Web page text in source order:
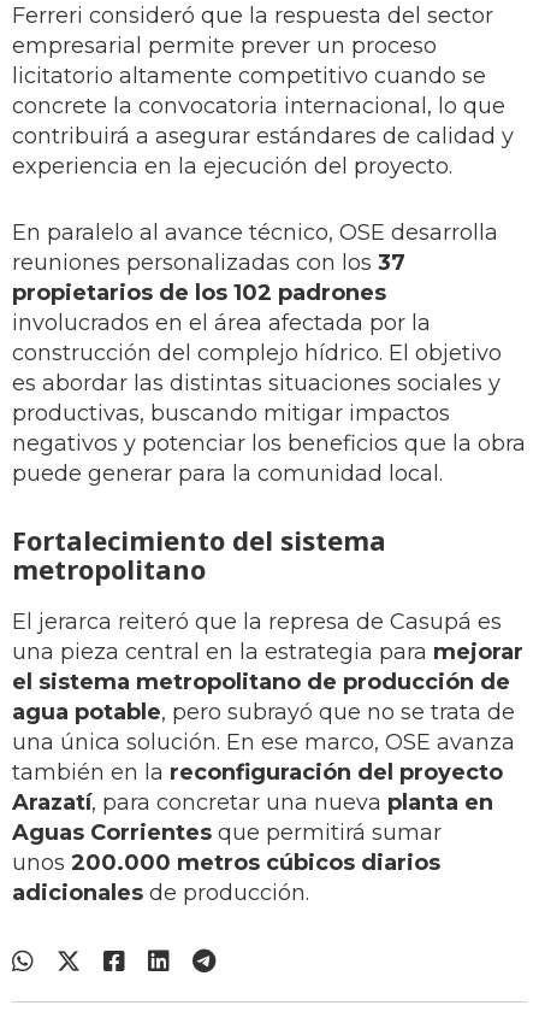
Ferreri consideró que la respuesta del sector
empresarial permite prever un proceso
licitatorio altamente competitivo cuando se
concrete la convocatoria internacional, lo que
contribuirá a asegurar estándares de calidad y
experiencia en la ejecución del proyecto.
En paralelo al avance técnico, OSE desarrolla
reuniones personalizadas con los 37
propietarios de los 102 padrones
involucrados en el área afectada por la
construcción del complejo hídrico. El objetivo
es abordar las distintas situaciones sociales y
productivas, buscando mitigar impactos
negativos y potenciar los beneficios que la obra
puede generar para la comunidad local.
Fortalecimiento del sistema
metropolitano
El jerarca reiteró que la represa de Casupá es
una pieza central en la estrategia para mejorar
el sistema metropolitano de producción de
agua potable, pero subrayó que no se trata de
una única solución. En ese marco, OSE avanza
también en la reconfiguración del proyecto
Arazatí, para concretar una nueva planta en
Aguas Corrientes que permitirá sumar
unos 200.000 metros cúbicos diarios
adicionales de producción.